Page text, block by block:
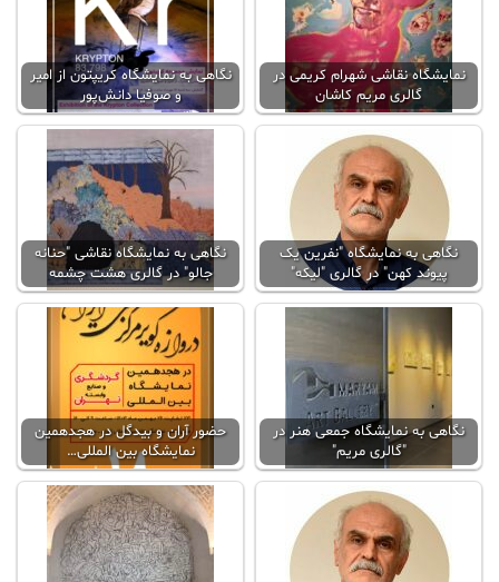
نمایشگاه نقاشی شهرام کریمی در
گالری مریم کاشان
نگاهی به نمایشگاه کریپتون از امیر
و صوفیا دانش‌پور
نگاهی به نمایشگاه "نفرین یک
پیوند کهن" در گالری "لیکه"
نگاهی به نمایشگاه نقاشی "حنانه
جالو" در گالری هشت چشمه
نگاهی به نمایشگاه جمعی هنر در
"گالری مریم"
حضور آران و بیدگل در هجدهمین
نمایشگاه بین المللی…